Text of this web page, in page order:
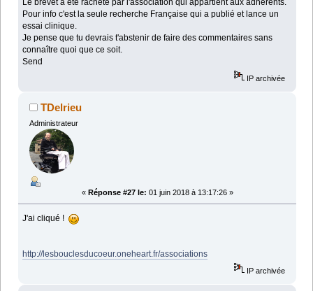
Pour info c'est la seule recherche Française qui a publié et lance un
essai clinique.
Je pense que tu devrais t'abstenir de faire des commentaires sans
connaître quoi que ce soit.
Send
IP archivée
TDelrieu
Administrateur
« Réponse #27 le: 01 juin 2018 à 13:17:26 »
J'ai cliqué !
http://lesbouclesducoeur.oneheart.fr/associations
IP archivée